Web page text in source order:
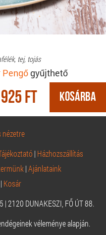
tej, tojás
Pengő gyűjthető
Ft
nézetre
| Házhozszállítás
|Ajánlataink
| Kosár
2120 DUNAKESZI, FŐ ÚT 88.
véleménye alapján.